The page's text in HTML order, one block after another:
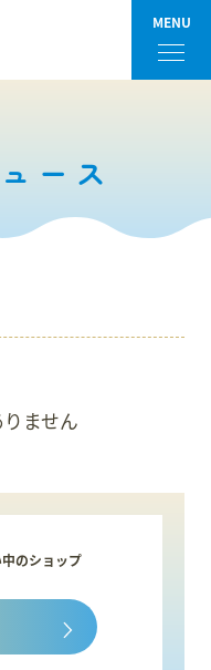
MENU
ース
ません
のショップ